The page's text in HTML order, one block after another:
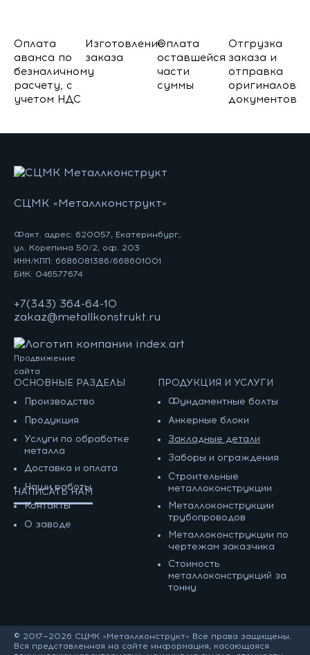
Оплата
аванса по
безналичному
расчету, с
учетом НДС
Изготовление
заказа
Оплата
оставшейся
части
суммы
Отгрузка
заказа и
отправка
оригиналов
документов
СЦМК «Металлконструкт»
Факт. адрес: 620057, Екатеринбург,
ул. Корепина 50/2, оф. 203
ИНН/КПП: 6686081386/668601001
БИК: 046577674
+7(343) 364-64-10
zakaz@metallkonstrukt.ru
Продвижение
сайта
ОСНОВНЫЕ РАЗДЕЛЫ
Производство
Продукция
Услуги по обработке
металла
Доставка и оплата
Наши работы
Контакты
О заводе
ПРОДУКЦИЯ И УСЛУГИ
Фундаментные болты
Анкерные блоки
Закладные детали
Заборы и ограждения
Строительные
металлоконструкции
Металлоконструкции
трубопроводов
Металлоконструкции по
чертежам заказчика
Cтоимость
металлоконструкций за
тонну
НАПИСАТЬ НАМ
© 2017—2026 СЦМК «Металлконструкт» Все права защищены.
Вся представленная на сайте информация, касающаяся